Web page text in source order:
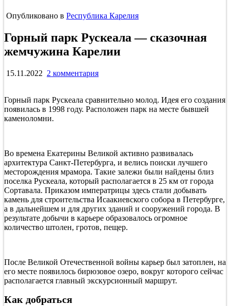
Опубликовано в Республика Карелия
Горный парк Рускеала — сказочная
жемчужина Карелии
15.11.2022 2 комментарияк
парк
Рускеала
Горный парк Рускеала сравнительно молод. Идея его создания
появилась в 1998 году. Расположен парк на месте бывшей
каменоломни.
Во времена Екатерины Великой активно развивалась
архитектура Санкт-Петербурга, и велись поиски лучшего
месторождения мрамора. Такие залежи были найдены близ
поселка Рускеала, который располагается в 25 км от города
Сортавала. Приказом императрицы здесь стали добывать
камень для строительства Исаакиевского собора в Петербурге,
а в дальнейшем и для других зданий и сооружений города. В
результате добычи в карьере образовалось огромное
количество штолен, гротов, пещер.
После Великой Отечественной войны карьер был затоплен, на
его месте появилось бирюзовое озеро, вокруг которого сейчас
располагается главный экскурсионный маршрут.
Как добраться